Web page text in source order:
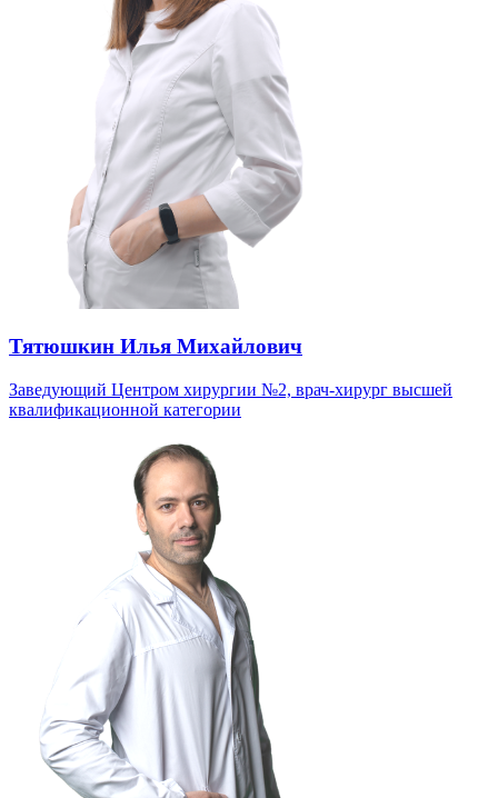
Тятюшкин Илья Михайлович
Заведующий Центром хирургии №2, врач-хирург высшей
квалификационной категории